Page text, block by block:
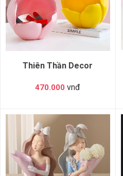
Thiên Thần Decor
470.000 vnđ